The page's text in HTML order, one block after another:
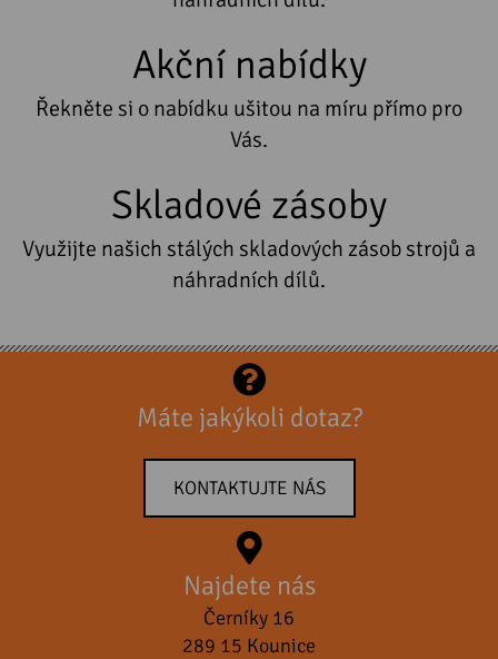
Akční nabídky
Řekněte si o nabídku ušitou na míru přímo pro
Vás.
Skladové zásoby
Využijte našich stálých skladových zásob strojů a
náhradních dílů.
Máte jakýkoli dotaz?
KONTAKTUJTE NÁS
Najdete nás
Černíky 16
289 15 Kounice